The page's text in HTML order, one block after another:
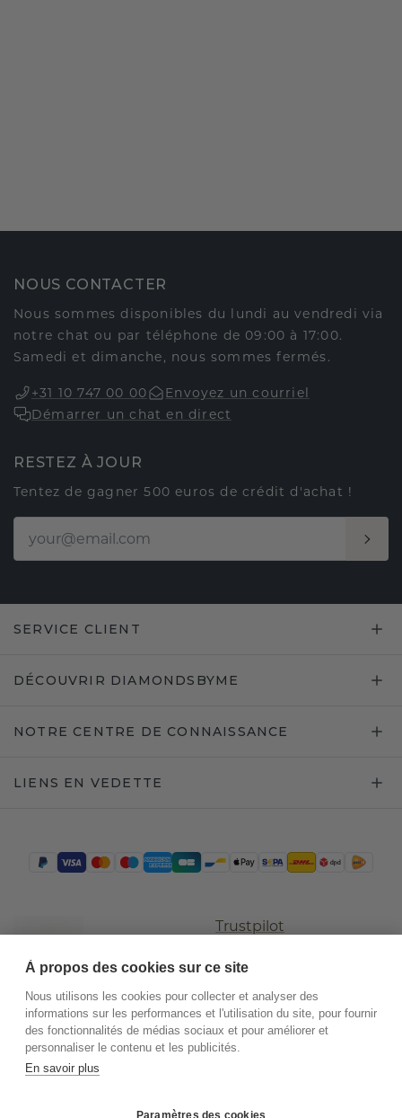
NOUS CONTACTER
Nous sommes disponibles du lundi au vendredi via
notre chat ou par téléphone de 09:00 à 17:00.
Samedi et dimanche, nous sommes fermés.
+31 10 747 00 00
Envoyez un courriel
Démarrer un chat en direct
RESTEZ À JOUR
Tentez de gagner 500 euros de crédit d'achat !
SERVICE CLIENT
DÉCOUVRIR DIAMONDSBYME
NOTRE CENTRE DE CONNAISSANCE
LIENS EN VEDETTE
Trustpilot
2026 .DiamondsByMe
À propos des cookies sur ce site
Nous utilisons les cookies pour collecter et analyser des
informations sur les performances et l'utilisation du site, pour fournir
des fonctionnalités de médias sociaux et pour améliorer et
personnaliser le contenu et les publicités.
En savoir plus
Paramètres des cookies